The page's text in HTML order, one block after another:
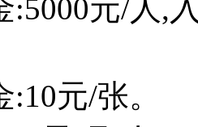
:5000元/人,
元/张。